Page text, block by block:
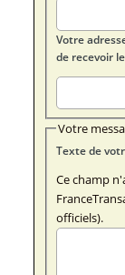
Votre
de recevoir
Votre
Ce champ
officiels).